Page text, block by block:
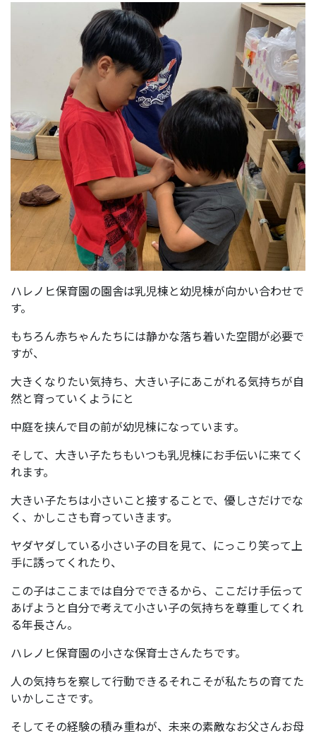
ハレノヒ保育園の園舎は乳児棟と幼児棟が向かい合わせで
す。
もちろん赤ちゃんたちには静かな落ち着いた空間が必要で
すが、
大きくなりたい気持ち、大きい子にあこがれる気持ちが自
然と育っていくようにと
中庭を挟んで目の前が幼児棟になっています。
そして、大きい子たちもいつも乳児棟にお手伝いに来てく
れます。
大きい子たちは小さいこと接することで、優しさだけでな
く、かしこさも育っていきます。
ヤダヤダしている小さい子の目を見て、にっこり笑って上
手に誘ってくれたり、
この子はここまでは自分でできるから、ここだけ手伝って
あげようと自分で考えて小さい子の気持ちを尊重してくれ
る年長さん。
ハレノヒ保育園の小さな保育士さんたちです。
人の気持ちを察して行動できるそれこそが私たちの育てた
いかしこさです。
そしてその経験の積み重ねが、未来の素敵なお父さんお母